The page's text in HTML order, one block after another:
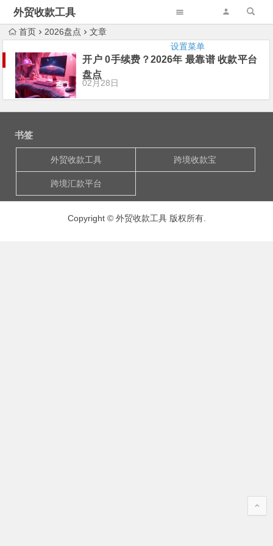
外贸收款工具
设置菜单
首页 2026盘点 文章
开户 0手续费？2026年 最靠谱 收款平台
盘点
02月28日
书签
外贸收款工具 跨境收款宝
跨境汇款平台
Copyright © 外贸收款工具 版权所有.